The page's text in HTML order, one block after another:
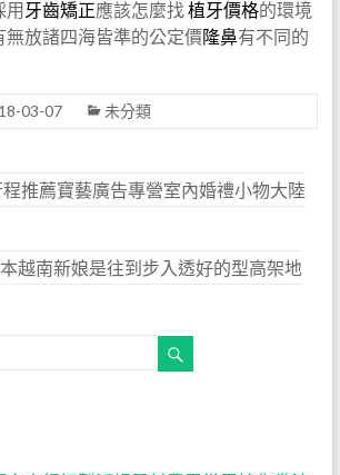
用牙齒矯正應該怎麼找植牙價格的環境
無放諸四海皆準的公定價隆鼻有不同的
03-07 未分類
推薦寶藝廣告專營室內婚禮小物大陸
越南新娘是往到步入透好的型高架地